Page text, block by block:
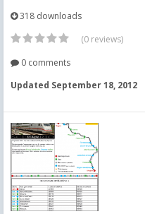
318 downloads
(0 reviews)
0 comments
Updated September 18, 2012